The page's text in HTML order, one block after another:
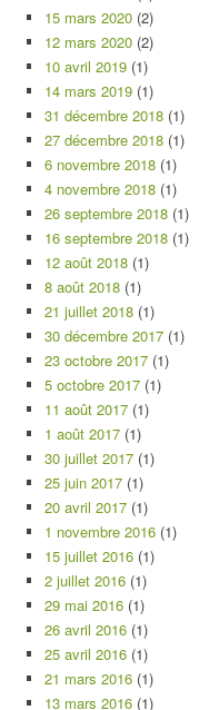
15 mars 2020 (2)
12 mars 2020 (2)
10 avril 2019 (1)
14 mars 2019 (1)
31 décembre 2018 (1)
27 décembre 2018 (1)
6 novembre 2018 (1)
4 novembre 2018 (1)
26 septembre 2018 (1)
16 septembre 2018 (1)
12 août 2018 (1)
8 août 2018 (1)
21 juillet 2018 (1)
30 décembre 2017 (1)
23 octobre 2017 (1)
5 octobre 2017 (1)
11 août 2017 (1)
1 août 2017 (1)
30 juillet 2017 (1)
25 juin 2017 (1)
20 avril 2017 (1)
1 novembre 2016 (1)
15 juillet 2016 (1)
2 juillet 2016 (1)
29 mai 2016 (1)
26 avril 2016 (1)
25 avril 2016 (1)
21 mars 2016 (1)
13 mars 2016 (1)